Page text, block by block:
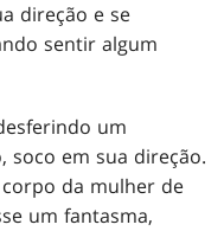
direção e se
sentir algum
um
soco em sua direção.
da mulher de
um fantasma,